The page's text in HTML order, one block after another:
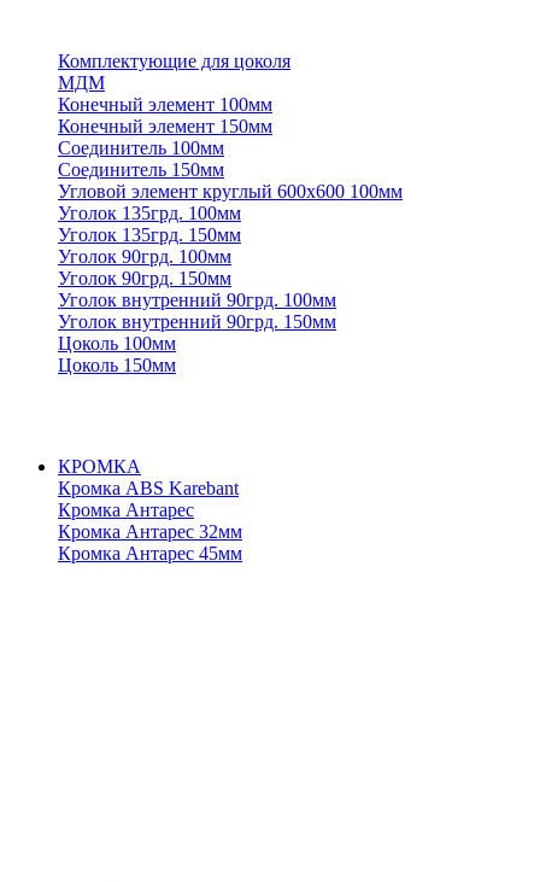
Комплектующие для цоколя
МДМ
Конечный элемент 100мм
Конечный элемент 150мм
Соединитель 100мм
Соединитель 150мм
Угловой элемент круглый 600х600 100мм
Уголок 135грд. 100мм
Уголок 135грд. 150мм
Уголок 90грд. 100мм
Уголок 90грд. 150мм
Уголок внутренний 90грд. 100мм
Уголок внутренний 90грд. 150мм
Цоколь 100мм
Цоколь 150мм
КРОМКА
Кромка ABS Karebant
Кромка Антарес
Кромка Антарес 32мм
Кромка Антарес 45мм